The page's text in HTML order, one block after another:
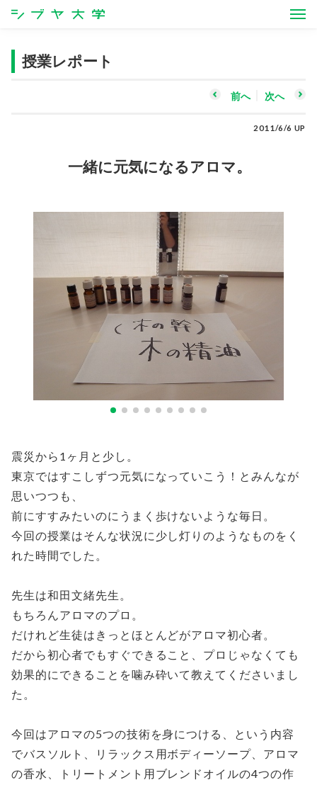
シブヤ大学
授業レポート
前へ 次へ
2011/6/6 UP
一緒に元気になるアロマ。
震災から1ヶ月と少し。
東京ではすこしずつ元気になっていこう！とみんなが
思いつつも、
前にすすみたいのにうまく歩けないような毎日。
今回の授業はそんな状況に少し灯りのようなものをく
れた時間でした。
先生は和田文緒先生。
もちろんアロマのプロ。
だけれど生徒はきっとほとんどがアロマ初心者。
だから初心者でもすぐできること、プロじゃなくても
効果的にできることを噛み砕いて教えてくださいまし
た。
今回はアロマの5つの技術を身につける、という内容
でバスソルト、リラックス用ボディーソープ、アロマ
の香水、トリートメント用ブレンドオイルの4つの作